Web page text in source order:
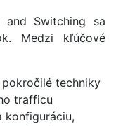
and Switching sa
Medzi kľúčové
pokročilé techniky
trafficu
konfiguráciu,